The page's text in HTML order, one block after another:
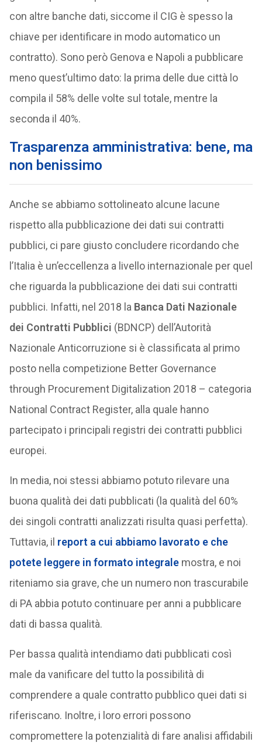
con altre banche dati, siccome il CIG è spesso la
chiave per identificare in modo automatico un
contratto). Sono però Genova e Napoli a pubblicare
meno quest’ultimo dato: la prima delle due città lo
compila il 58% delle volte sul totale, mentre la
seconda il 40%.
Trasparenza amministrativa: bene, ma
non benissimo
Anche se abbiamo sottolineato alcune lacune
rispetto alla pubblicazione dei dati sui contratti
pubblici, ci pare giusto concludere ricordando che
l’Italia è un’eccellenza a livello internazionale per quel
che riguarda la pubblicazione dei dati sui contratti
pubblici. Infatti, nel 2018 la Banca Dati Nazionale
dei Contratti Pubblici (BDNCP) dell’Autorità
Nazionale Anticorruzione si è classificata al primo
posto nella competizione Better Governance
through Procurement Digitalization 2018 – categoria
National Contract Register, alla quale hanno
partecipato i principali registri dei contratti pubblici
europei.
In media, noi stessi abbiamo potuto rilevare una
buona qualità dei dati pubblicati (la qualità del 60%
dei singoli contratti analizzati risulta quasi perfetta).
Tuttavia, il report a cui abbiamo lavorato e che
potete leggere in formato integralemostra, e noi
riteniamo sia grave, che un numero non trascurabile
di PA abbia potuto continuare per anni a pubblicare
dati di bassa qualità.
Per bassa qualità intendiamo dati pubblicati così
male da vanificare del tutto la possibilità di
comprendere a quale contratto pubblico quei dati si
riferiscano. Inoltre, i loro errori possono
compromettere la potenzialità di fare analisi affidabili